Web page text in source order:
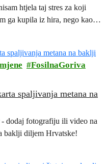
htjela taj stres za koji
ga kupila iz hira, nego kao
i obitelj ili otputovati
FosilnaGoriva
spaljivanja metana na
dodaj fotografiju ili video na
baklji diljem Hrvatske!